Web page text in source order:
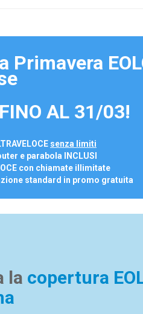
Primavera
AL 31/03!
senza limiti
e parabola INCLUSI
con chiamate illimitate
standard in promo gratuita
la copertura